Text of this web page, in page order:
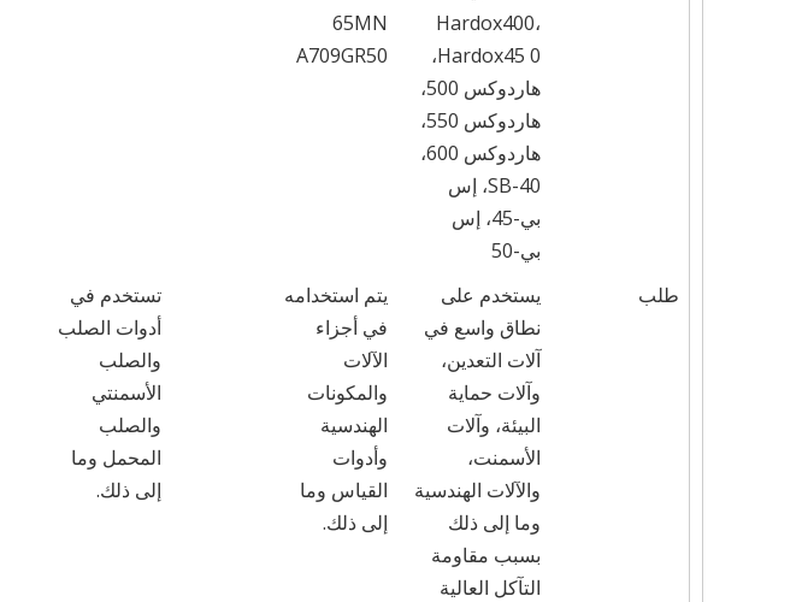
Hardox400،
Hardox45 0،
هاردوكس 500،
هاردوكس 550،
هاردوكس 600،
SB-40، إس
بي-45، إس
بي-50
65MN
A709GR50
طلب
يستخدم على
نطاق واسع في
آلات التعدين،
وآلات حماية
البيئة، وآلات
الأسمنت،
والآلات الهندسية
وما إلى ذلك
بسبب مقاومة
التآكل العالية
يتم استخدامه
في أجزاء
الآلات
والمكونات
الهندسية
وأدوات
القياس وما
إلى ذلك.
تستخدم في
أدوات الصلب
والصلب
الأسمنتي
والصلب
المحمل وما
إلى ذلك.